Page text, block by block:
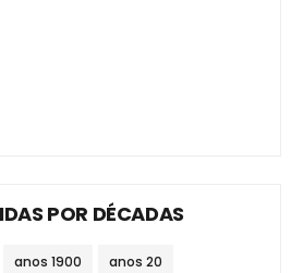
POR DÉCADAS
anos 1900 anos 20